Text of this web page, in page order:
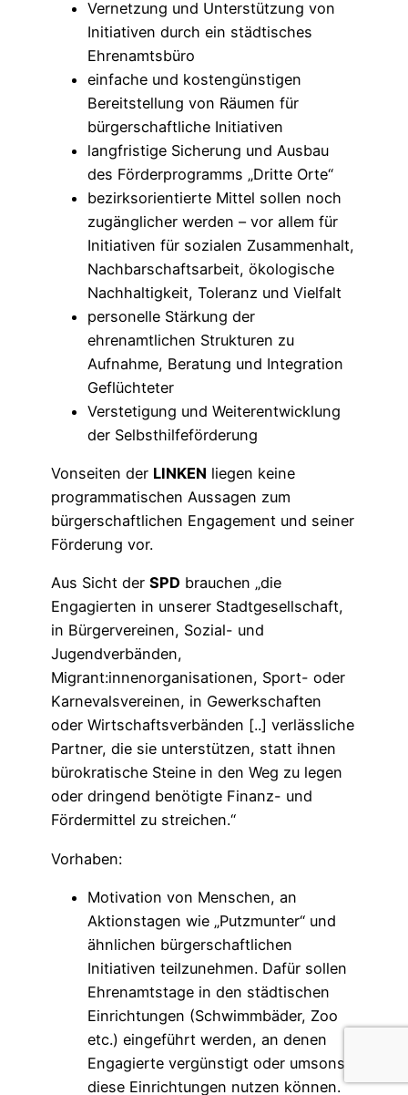
Vernetzung und Unterstützung von
Initiativen durch ein städtisches
Ehrenamtsbüro
einfache und kostengünstigen
Bereitstellung von Räumen für
bürgerschaftliche Initiativen
langfristige Sicherung und Ausbau
des Förderprogramms „Dritte Orte“
bezirksorientierte Mittel sollen noch
zugänglicher werden – vor allem für
Initiativen für sozialen Zusammenhalt,
Nachbarschaftsarbeit, ökologische
Nachhaltigkeit, Toleranz und Vielfalt
personelle Stärkung der
ehrenamtlichen Strukturen zu
Aufnahme, Beratung und Integration
Geflüchteter
Verstetigung und Weiterentwicklung
der Selbsthilfeförderung
Vonseiten der LINKEN liegen keine
programmatischen Aussagen zum
bürgerschaftlichen Engagement und seiner
Förderung vor.
Aus Sicht der SPD brauchen „die
Engagierten in unserer Stadtgesellschaft,
in Bürgervereinen, Sozial- und
Jugendverbänden,
Migrant:innenorganisationen, Sport- oder
Karnevalsvereinen, in Gewerkschaften
oder Wirtschaftsverbänden [..] verlässliche
Partner, die sie unterstützen, statt ihnen
bürokratische Steine in den Weg zu legen
oder dringend benötigte Finanz- und
Fördermittel zu streichen.“
Vorhaben:
Motivation von Menschen, an
Aktionstagen wie „Putzmunter“ und
ähnlichen bürgerschaftlichen
Initiativen teilzunehmen. Dafür sollen
Ehrenamtstage in den städtischen
Einrichtungen (Schwimmbäder, Zoo
etc.) eingeführt werden, an denen
Engagierte vergünstigt oder umsonst
diese Einrichtungen nutzen können.